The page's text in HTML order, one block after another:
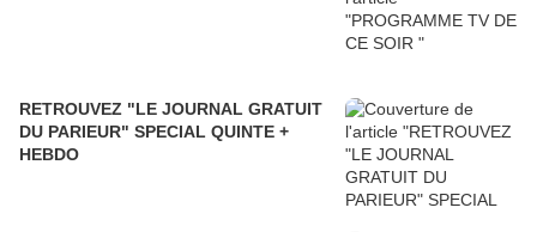
RETROUVEZ "LE JOURNAL GRATUIT
DU PARIEUR" SPECIAL QUINTE +
HEBDO